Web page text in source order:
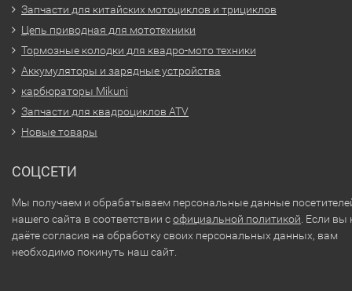
Запчасти для китайских мотоциклов и трициклов
Цепь приводная для мототехники
Тормозные колодки для квадро-мото техники
Аккумуляторы и зарядные устройства
карбюраторы Mikuni
Запчасти для квадроциклов ATV
Новые товары
СОЦСЕТИ
Мы получаем и обрабатываем персональные данные
нашего сайта в соответствии софициальной политикой . Если вы
даёте согласия на обработку своих персональных данных, вам
необходимо покинуть наш сайт.